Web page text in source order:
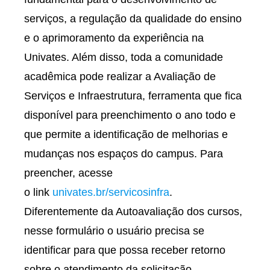
serviços, a regulação da qualidade do ensino
e o aprimoramento da experiência na
Univates. Além disso, toda a comunidade
acadêmica pode realizar a Avaliação de
Serviços e Infraestrutura, ferramenta que fica
disponível para preenchimento o ano todo e
que permite a identificação de melhorias e
mudanças nos espaços do campus. Para
preencher, acesse
o link univates.br/servicosinfra.
Diferentemente da Autoavaliação dos cursos,
nesse formulário o usuário precisa se
identificar para que possa receber retorno